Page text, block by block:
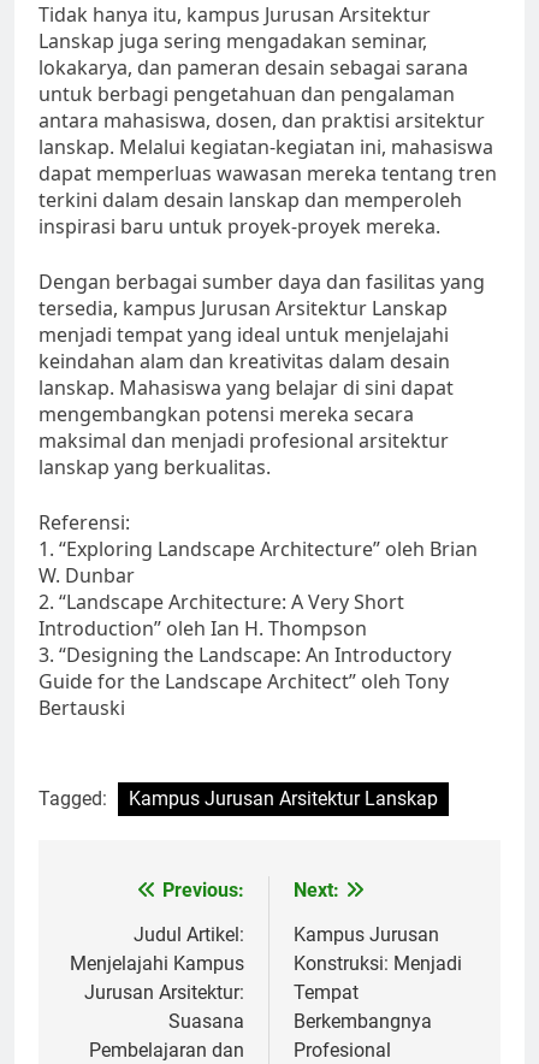
Tidak hanya itu, kampus Jurusan Arsitektur
Lanskap juga sering mengadakan seminar,
lokakarya, dan pameran desain sebagai sarana
untuk berbagi pengetahuan dan pengalaman
antara mahasiswa, dosen, dan praktisi arsitektur
lanskap. Melalui kegiatan-kegiatan ini, mahasiswa
dapat memperluas wawasan mereka tentang tren
terkini dalam desain lanskap dan memperoleh
inspirasi baru untuk proyek-proyek mereka.
Dengan berbagai sumber daya dan fasilitas yang
tersedia, kampus Jurusan Arsitektur Lanskap
menjadi tempat yang ideal untuk menjelajahi
keindahan alam dan kreativitas dalam desain
lanskap. Mahasiswa yang belajar di sini dapat
mengembangkan potensi mereka secara
maksimal dan menjadi profesional arsitektur
lanskap yang berkualitas.
Referensi:
1. “Exploring Landscape Architecture” oleh Brian
W. Dunbar
2. “Landscape Architecture: A Very Short
Introduction” oleh Ian H. Thompson
3. “Designing the Landscape: An Introductory
Guide for the Landscape Architect” oleh Tony
Bertauski
Tagged: Kampus Jurusan Arsitektur Lanskap
navigation
Previous:
Judul Artikel:
Menjelajahi Kampus
Jurusan Arsitektur:
Suasana
Pembelajaran dan
Next:
Kampus Jurusan
Konstruksi: Menjadi
Tempat
Berkembangnya
Profesional